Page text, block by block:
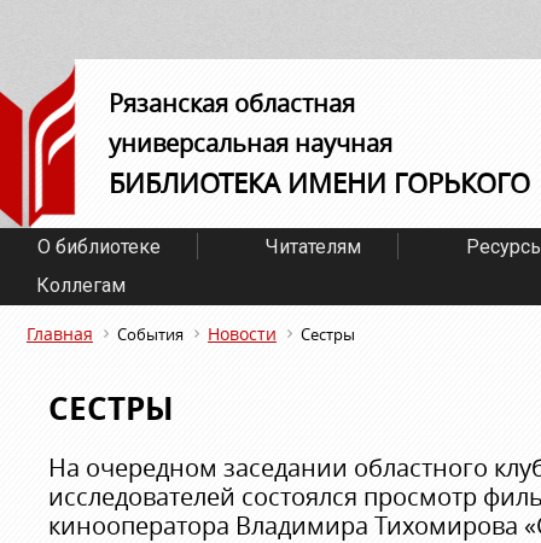
Рязанская областная
универсальная научная
БИБЛИОТЕКА ИМЕНИ ГОРЬКОГО
О библиотеке Читателям
Коллегам
Главная События Новости Сестры
СЕСТРЫ
На очередном заседании областного
исследователей состоялся просмотр
кинооператора Владимира Тихомирова